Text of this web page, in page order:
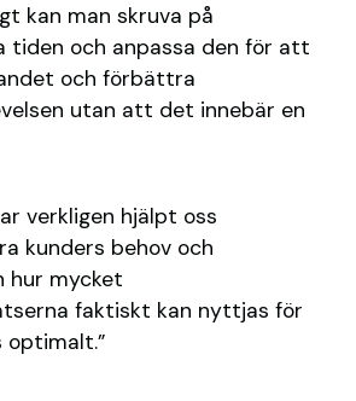
kan man skruva på
tiden och anpassa den för att
och förbättra
utan att det innebär en
verkligen hjälpt oss
kunders behov och
hur mycket
faktiskt kan nyttjas för
optimalt.”